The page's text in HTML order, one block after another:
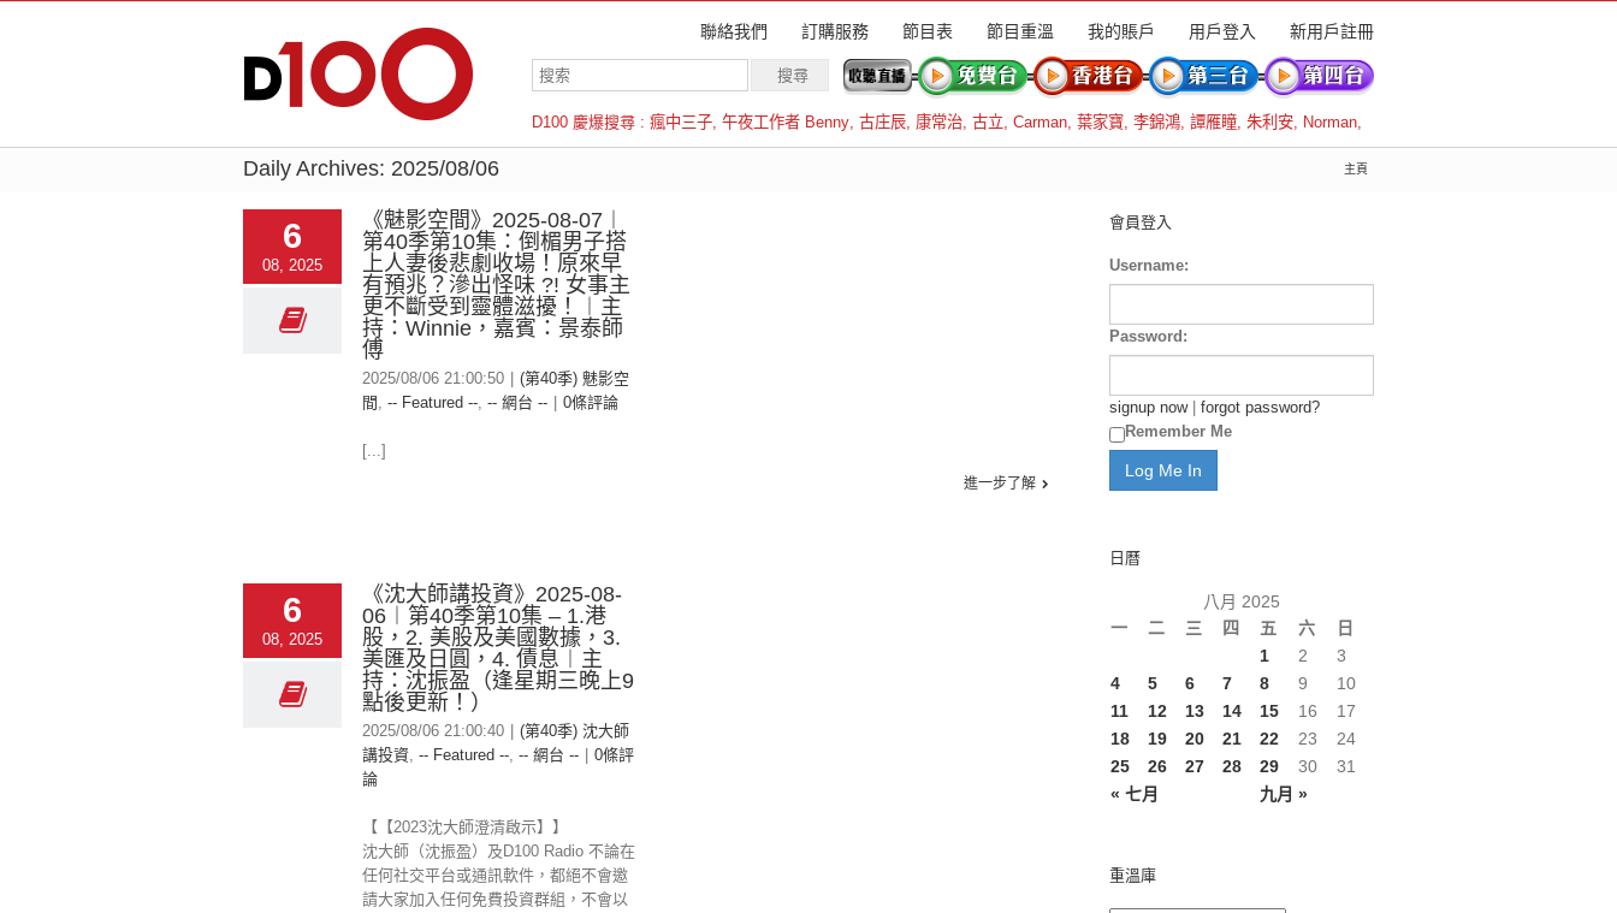
聯絡我們 訂購服務 節目表 節目重溫 我的賬戶 用戶登入 新用戶註冊
D100 慶爆搜尋 : 瘋中三子, 午夜工作者 Benny, 古庄辰, 康常治, 古立, Carman, 葉家寶, 李錦鴻, 譚雁瞳, 朱利安, Norman,
羅倫斯
Daily Archives: 2025/08/06 主頁
6
08, 2025
《魅影空間》2025-08-07︱
第40季第10集：倒楣男子搭
上人妻後悲劇收場！原來早
有預兆？滲出怪味 ?! 女事主
更不斷受到靈體滋擾！︱主
持：Winnie，嘉賓：景泰師
傅
2025/08/06 21:00:50
(第40季) 魅影空
間 , -- Featured --, -- 網台 -- 0條評論
[...]
進一步了解
6
08, 2025
《沈大師講投資》2025-08-
06︱第40季第10集 – 1.港
股，2. 美股及美國數據，3.
美匯及日圓，4. 債息︱主
持：沈振盈（逢星期三晚上9
點後更新！）
2025/08/06 21:00:40
(第40季) 沈大師
講投資, -- Featured --, -- 網台 --
0條評
論
【【2023沈大師澄清啟示】】
沈大師（沈振盈）及D100 Radio 不論在
任何社交平台或通訊軟件，都絕不會邀
請大家加入任何免費投資群組，不會以
會員登入
Username:
Password:
signup now| forgot password?
Remember Me
日曆
八月 2025
一
二 三 四 五 六 日
« 七月 九月 »
1 2
3
4
5 6 7 8 9
10
11
12 13 14 15 16
17
18
19 20 21 22 23
24
25
26 27 28 29 30 31
重溫庫